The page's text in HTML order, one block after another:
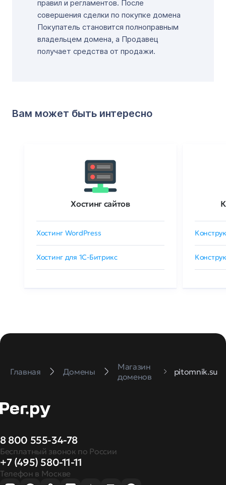
правил и регламентов. После
совершения сделки по покупке домена
Покупатель становится полноправным
владельцем домена, а Продавец
получает средства от продажи.
Вам может быть интересно
Хостинг сайтов
Хостинг WordPress
Хостинг для 1C-Битрикс
Главная Домены
Магазин
доменов
pitomnik.su
8 800 555-34-78
Бесплатный звонок по России
+7 (495) 580-11-11
Телефон в Москве